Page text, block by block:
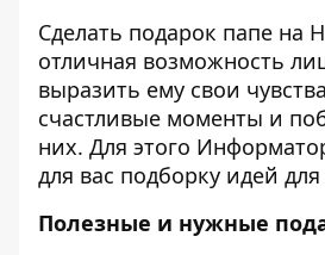
Сделать подарок папе на
отличная возможность
выразить ему свои
счастливые моменты и
них. Для этого
для вас подборку идей
Полезные и нужные